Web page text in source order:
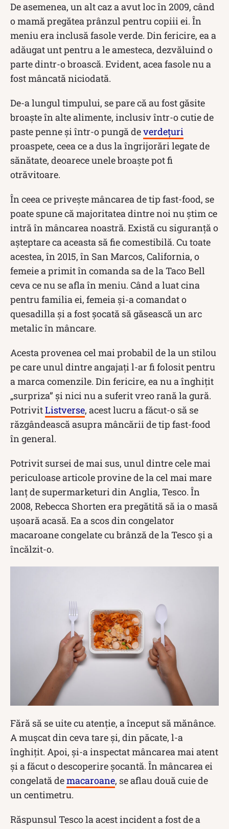
De asemenea, un alt caz a avut loc în 2009, când
o mamă pregătea prânzul pentru copiii ei. În
meniu era inclusă fasole verde. Din fericire, ea a
adăugat unt pentru a le amesteca, dezvăluind o
parte dintr-o broască. Evident, acea fasole nu a
fost mâncată niciodată.
De-a lungul timpului, se pare că au fost găsite
broaște în alte alimente, inclusiv într-o cutie de
paste penne și într-o pungă deverdețuri
proaspete, ceea ce a dus la îngrijorări legate de
sănătate, deoarece unele broaște pot fi
otrăvitoare.
În ceea ce privește mâncarea de tip fast-food, se
poate spune că majoritatea dintre noi nu știm ce
intră în mâncarea noastră. Există cu siguranță o
așteptare ca aceasta să fie comestibilă. Cu toate
acestea, în 2015, în San Marcos, California, o
femeie a primit în comanda sa de la Taco Bell
ceva ce nu se afla în meniu. Când a luat cina
pentru familia ei, femeia și-a comandat o
quesadilla și a fost șocată să găsească un arc
metalic în mâncare.
Acesta provenea cel mai probabil de la un stilou
pe care unul dintre angajați l-ar fi folosit pentru
a marca comenzile. Din fericire, ea nu a înghițit
„surpriza” și nici nu a suferit vreo rană la gură.
PotrivitListverse, acest lucru a făcut-o să se
răzgândească asupra mâncării de tip fast-food
în general.
Potrivit sursei de mai sus, unul dintre cele mai
periculoase articole provine de la cel mai mare
lanț de supermarketuri din Anglia, Tesco. În
2008, Rebecca Shorten era pregătită să ia o masă
ușoară acasă. Ea a scos din congelator
macaroane congelate cu brânză de la Tesco și a
încălzit-o.
Fără să se uite cu atenție, a început să mănânce.
A mușcat din ceva tare și, din păcate, l-a
înghițit. Apoi, și-a inspectat mâncarea mai atent
și a făcut o descoperire șocantă. În mâncarea ei
congelată demacaroane, se aflau două cuie de
un centimetru.
Răspunsul Tesco la acest incident a fost de a